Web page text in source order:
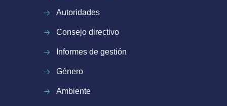
Autoridades
Consejo directivo
Informes de gestión
Género
Ambiente